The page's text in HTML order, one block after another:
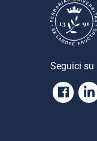
Seguici su